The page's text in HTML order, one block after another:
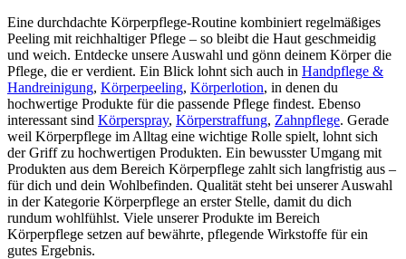
Eine durchdachte Körperpflege-Routine kombiniert regelmäßiges
Peeling mit reichhaltiger Pflege – so bleibt die Haut geschmeidig
und weich. Entdecke unsere Auswahl und gönn deinem Körper die
Pflege, die er verdient. Ein Blick lohnt sich auch in Handpflege &
Handreinigung, Körperpeeling, Körperlotion, in denen du
hochwertige Produkte für die passende Pflege findest. Ebenso
interessant sind Körperspray, Körperstraffung, Zahnpflege. Gerade
weil Körperpflege im Alltag eine wichtige Rolle spielt, lohnt sich
der Griff zu hochwertigen Produkten. Ein bewusster Umgang mit
Produkten aus dem Bereich Körperpflege zahlt sich langfristig aus –
für dich und dein Wohlbefinden. Qualität steht bei unserer Auswahl
in der Kategorie Körperpflege an erster Stelle, damit du dich
rundum wohlfühlst. Viele unserer Produkte im Bereich
Körperpflege setzen auf bewährte, pflegende Wirkstoffe für ein
gutes Ergebnis.